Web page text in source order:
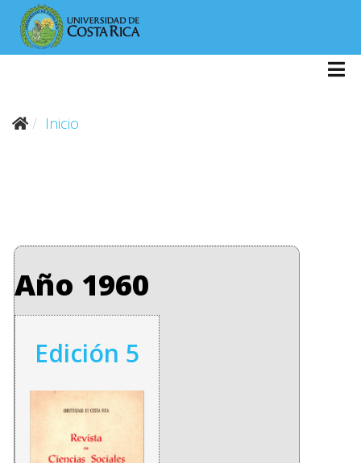
Inicio
Año 1960
Edición 5